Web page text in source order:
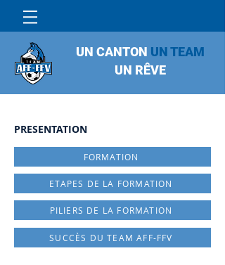
UN CANTON UN TEAM
UN RÊVE
PRESENTATION
FORMATION
ETAPES DE LA FORMATION
PILIERS DE LA FORMATION
SUCCÈS DU TEAM AFF-FFV